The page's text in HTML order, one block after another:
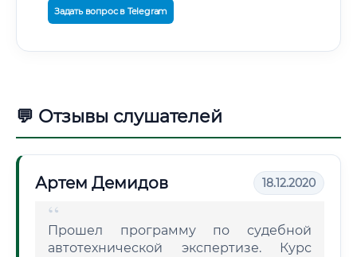
Задать вопрос в Telegram
💬 Отзывы слушателей
Артем Демидов 18.12.2020
Прошел программу по судебной
автотехнической экспертизе. Курс